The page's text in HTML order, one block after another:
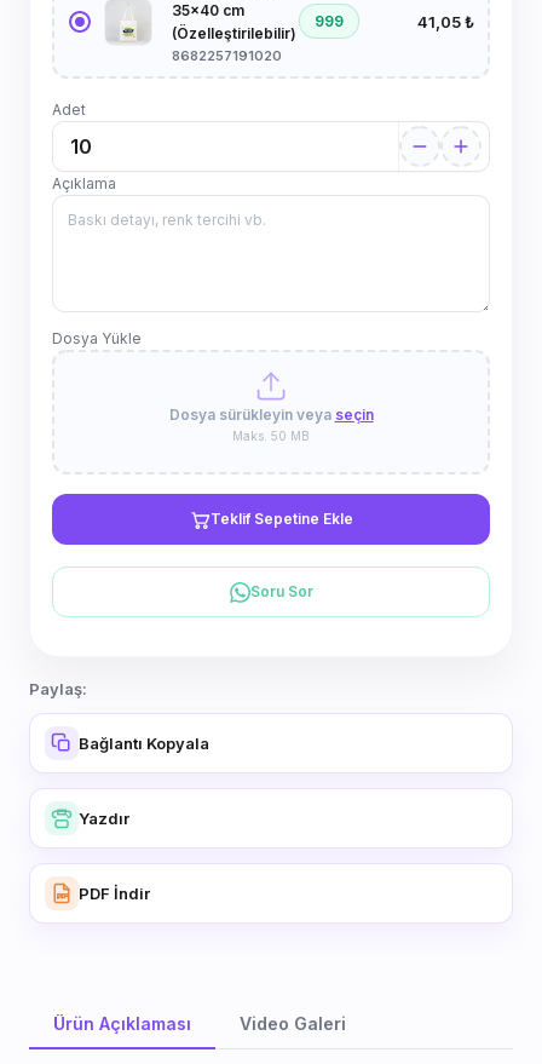
35x40 cm
(Özelleştirilebilir)
8682257191020
999 41,05 ₺
Adet
Açıklama
Dosya Yükle
Dosya sürükleyin veya seçin
Maks. 50 MB
Teklif Sepetine Ekle
Soru Sor
Paylaş:
Bağlantı Kopyala
Yazdır
PDF İndir
Ürün Açıklaması Video Galeri